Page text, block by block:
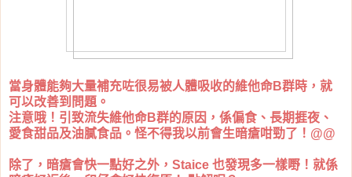
當身體能夠大量補充咗很易被人體吸收的維他命B群時，就
可以改善到問題。
注意哦！引致流失維他命B群的原因，係偏食、長期捱夜、
愛食甜品及油膩食品。怪不得我以前會生暗瘡咁勁了！@@
除了，暗瘡會快一點好之外，Staice 也發現多一樣嘢！就係